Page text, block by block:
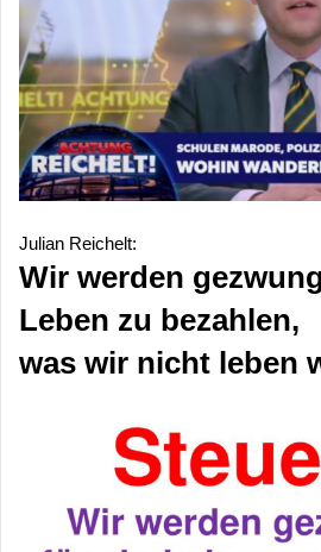
Julian Reichelt:
Wir werden
Leben zu bezahlen,
was wir nicht leben